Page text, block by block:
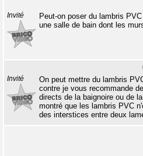
Invité
Peut-on poser du lambris
une salle de bain dont les
Invité
On peut mettre du lambris
contre je vous recommande
directs de la baignoire ou de
montré que les lambris PVC
des interstices entre deux